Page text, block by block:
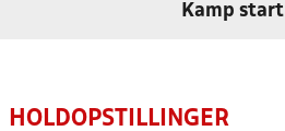
Kamp start
HOLDOPSTILLINGER